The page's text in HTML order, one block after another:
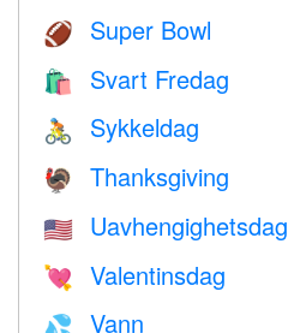
🏈 Super Bowl
🛍 Svart Fredag
🚴 Sykkeldag
🦃 Thanksgiving
🇺🇸 Uavhengighetsdag
💘 Valentinsdag
💦 Vann